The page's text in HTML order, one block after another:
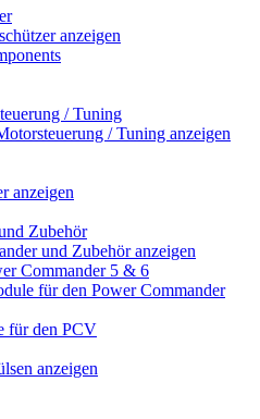
anzeigen
/ Tuning
/ Tuning anzeigen
anzeigen
Zubehör
und Zubehör anzeigen
Commander 5 & 6
für den Power Commander
für den PCV
anzeigen